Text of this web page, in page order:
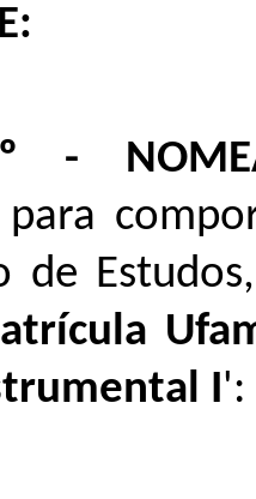
-
de
I':